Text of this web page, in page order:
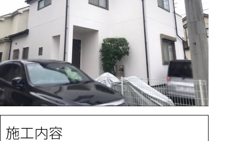
施工内容